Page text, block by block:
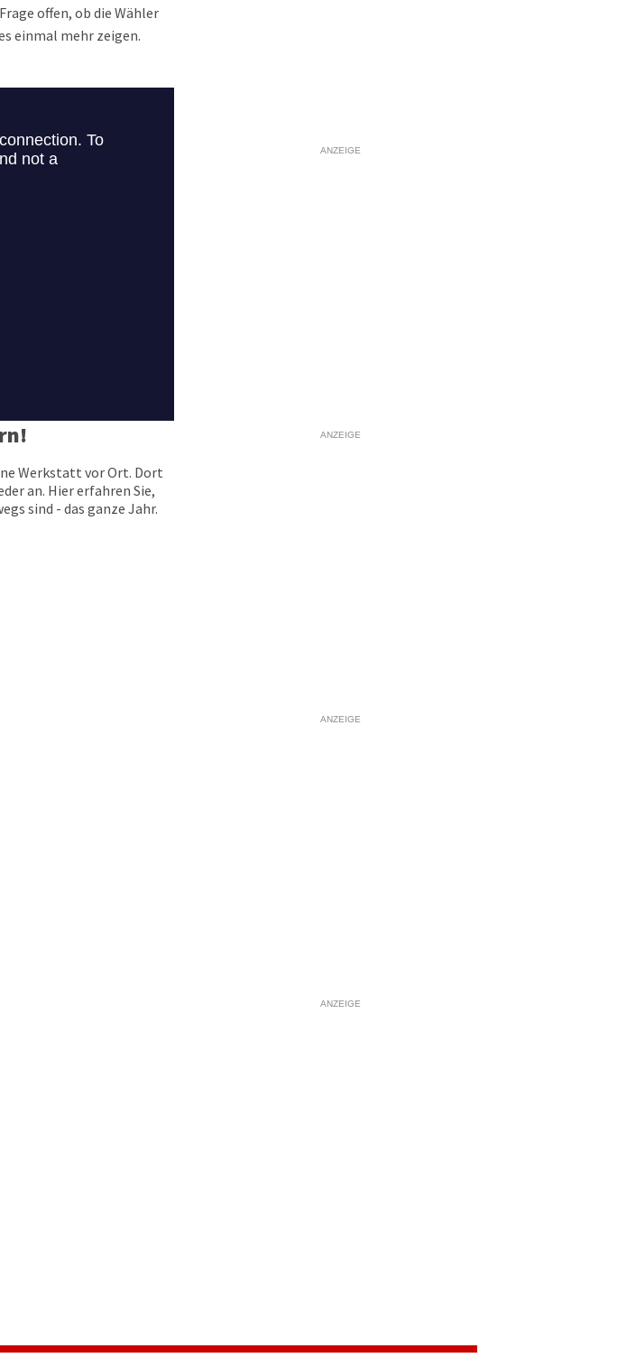
offen, ob die Wähler
einmal mehr zeigen.
Werkstatt vor Ort. Dort
an. Hier erfahren Sie,
sind - das ganze Jahr.
ANZEIGE
ANZEIGE
ANZEIGE
ANZEIGE